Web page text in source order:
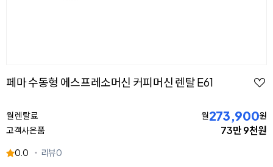
페마 수동형 에스프레소머신 커피머신 렌탈 E61
월 렌탈료 월273,900원
고객사은품
73만 9천원
0.0 리뷰0